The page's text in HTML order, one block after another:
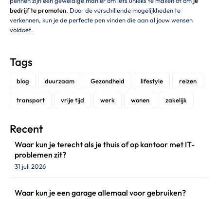
bedrijf te promoten. Door de verschillende mogelijkheden te
verkennen, kun je de perfecte pen vinden die aan al jouw wensen
voldoet.
Tags
blog duurzaam Gezondheid lifestyle reizen
transport vrije tijd werk wonen zakelijk
Recent
Waar kun je terecht als je thuis of op kantoor met IT-
problemen zit?
31 juli 2026
Waar kun je een garage allemaal voor gebruiken?